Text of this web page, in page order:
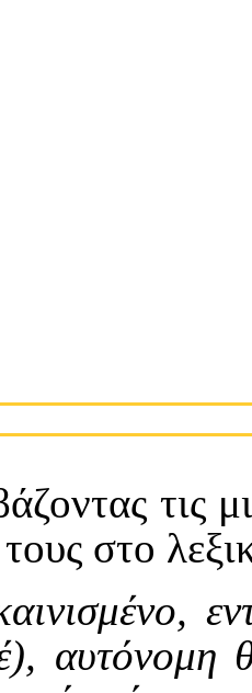
τις
στο
αυτόνομη